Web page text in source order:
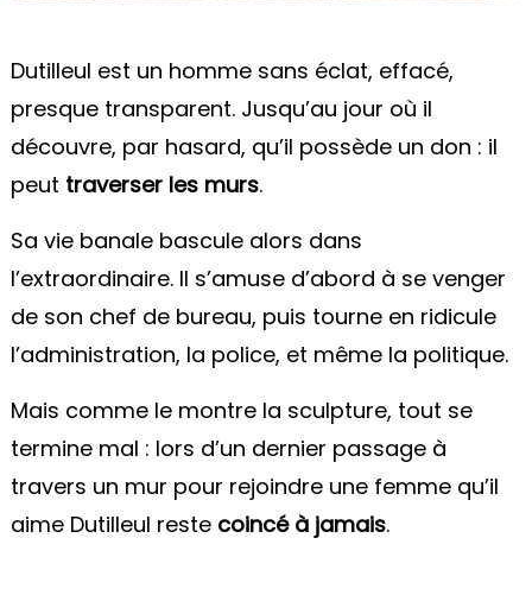
Dutilleul est un homme sans éclat, effacé,
presque transparent. Jusqu’au jour où il
découvre, par hasard, qu’il possède un don : il
peut traverser les murs.
Sa vie banale bascule alors dans
l’extraordinaire. Il s’amuse d’abord à se venger
de son chef de bureau, puis tourne en ridicule
l’administration, la police, et même la politique.
Mais comme le montre la sculpture, tout se
termine mal : lors d’un dernier passage à
travers un mur pour rejoindre une femme qu’il
aime Dutilleul reste coincé à jamais.